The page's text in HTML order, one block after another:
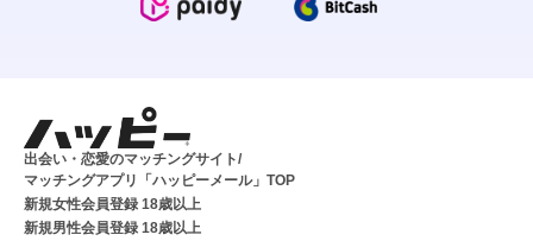
出会い・恋愛のマッチングサイト/
マッチングアプリ「ハッピーメール」TOP
新規女性会員登録 18歳以上
新規男性会員登録 18歳以上